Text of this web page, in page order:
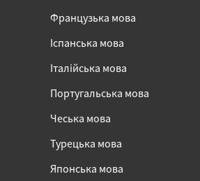
Французька мова
Іспанська мова
Італійська мова
Португальська мова
Чеська мова
Турецька мова
Японська мова